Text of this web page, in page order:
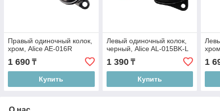
Правый одиночный колок,
хром, Alice AE-016R
1 690 ₸
Купить
Левый одиночный колок,
черный, Alice AL-015BK-L
1 390₸
Купить
1